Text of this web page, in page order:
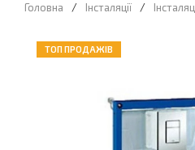
Головна / Інсталяції /
ТОП ПРОДАЖІВ